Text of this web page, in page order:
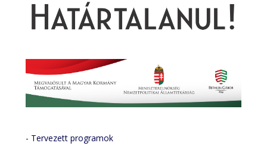
- Tervezett programok